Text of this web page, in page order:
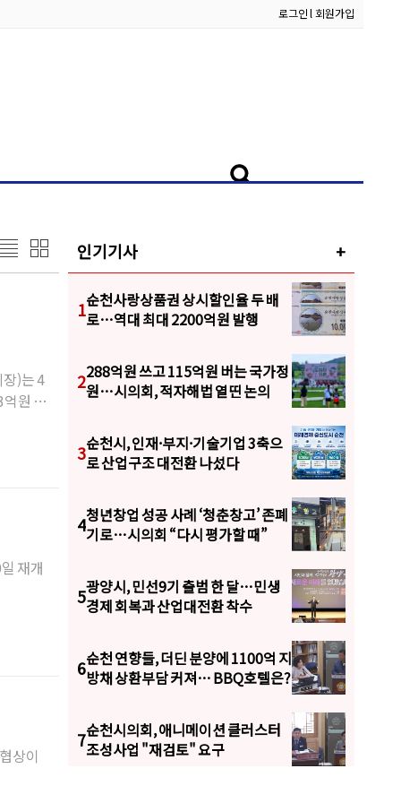
로그인l 회원가입
)는 4
원 증
재개
상이
인기기사 +
순천사랑상품권 상시할인율 두 배
로…역대 최대 2200억원 발행
1
288억원 쓰고 115억원 버는 국가정
원…시의회, 적자해법 열띤 논의
2
순천시, 인재·부지·기술기업 3축으
로 산업구조 대전환 나섰다
3
청년창업 성공 사례 ‘청춘창고’ 존폐
기로…시의회 “다시 평가할 때”
4
광양시, 민선9기 출범 한 달…민생
경제 회복과 산업대전환 착수
5
순천 연향들, 더딘 분양에 1100억 지
방채 상환부담 커져… BBQ호텔은?
6
순천시의회, 애니메이션 클러스터
조성사업 "재검토" 요구
7